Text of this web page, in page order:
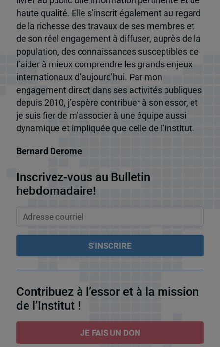
haute qualité. Elle s’inscrit également au regard
de la richesse des travaux de ses membres et
de son réel engagement à diffuser, auprès de la
population, des connaissances susceptibles de
l’aider à mieux comprendre les grands enjeux
internationaux d’aujourd’hui. Par mon
engagement direct dans ses activités publiques
depuis 2010, j’espère contribuer à son essor, et
je suis fier de m’associer à une équipe aussi
dynamique et impliquée que celle de l’Institut.
Bernard Derome
Inscrivez-vous au Bulletin
hebdomadaire!
Contribuez à l’essor et à la mission
de l’Institut !
JE FAIS UN DON